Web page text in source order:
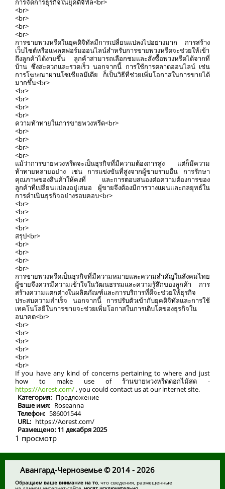
การจัดการธุรกิจในยุคดิจิทัล<br>
<br>
<br>
<br>
<br>
การขายพวงหรีดในยุคดิจิทัลมีการเปลี่ยนแปลงไปอย่างมาก การสร้าง
เว็บไซต์หรือแพลตฟอร์มออนไลน์สำหรับการขายพวงหรีดจะช่วยให้เข้า
ถึงลูกค้าได้ง่ายขึ้น ลูกค้าสามารถเลือกชมและสั่งซื้อพวงหรีดได้จากที่
บ้าน ซึ่งสะดวกและรวดเร็ว นอกจากนี้ การใช้การตลาดออนไลน์ เช่น
การโฆษณาผ่านโซเชียลมีเดีย ก็เป็นวิธีที่ช่วยเพิ่มโอกาสในการขายได้
มากขึ้น<br>
<br>
<br>
<br>
<br>
ความท้าทายในการขายพวงหรีด<br>
<br>
<br>
<br>
<br>
แม้ว่าการขายพวงหรีดจะเป็นธุรกิจที่มีความต้องการสูง แต่ก็มีความ
ท้าทายหลายอย่าง เช่น การแข่งขันที่สูงจากผู้ขายรายอื่น การรักษา
คุณภาพของสินค้าให้คงที่ และการตอบสนองต่อความต้องการของ
ลูกค้าที่เปลี่ยนแปลงอยู่เสมอ ผู้ขายจึงต้องมีการวางแผนและกลยุทธ์ใน
การดำเนินธุรกิจอย่างรอบคอบ<br>
<br>
<br>
<br>
<br>
สรุป<br>
<br>
<br>
<br>
<br>
การขายพวงหรีดเป็นธุรกิจที่มีความหมายและความสำคัญในสังคมไทย
ผู้ขายจึงควรมีความเข้าใจในวัฒนธรรมและความรู้สึกของลูกค้า การ
สร้างความแตกต่างในผลิตภัณฑ์และการบริการที่ดีจะช่วยให้ธุรกิจ
ประสบความสำเร็จ นอกจากนี้ การปรับตัวเข้ากับยุคดิจิทัลและการใช้
เทคโนโลยีในการขายจะช่วยเพิ่มโอกาสในการเติบโตของธุรกิจใน
อนาคต<br>
<br>
<br>
<br>
<br>
<br>
<br>
If you have any kind of concerns pertaining to where and just
how to make use of ร้านขายพวงหรีดดอกไม้สด -
https://Aorest.com/, you could contact us at our internet site.
Категория: Предложение
Ваше имя: Roseanna
Телефон: 586001544
URL: https://Aorest.com/
Размещено: 11 декабря 2025
1 просмотр
Авангард-Черноземье © 2014 - 2026
Обращаем ваше внимание на то , что сведения, размещенные